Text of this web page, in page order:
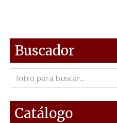
Buscador
Catálogo